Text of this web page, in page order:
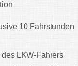
10 Fahrstunden
LKW-Fahrers